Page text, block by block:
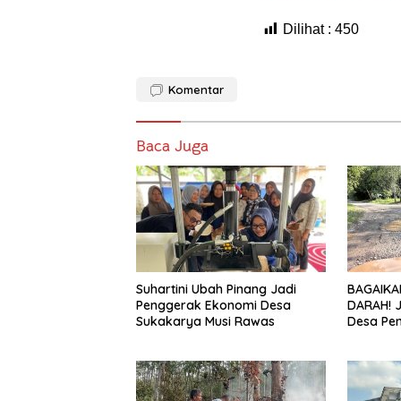
Dilihat : 450
Komentar
Baca Juga
Suhartini Ubah Pinang Jadi
Penggerak Ekonomi Desa
Sukakarya Musi Rawas
DARAH!
Desa